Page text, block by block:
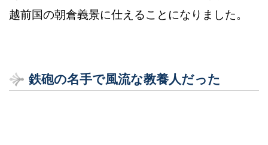
越前国の朝倉義景に仕えることになりました。
鉄砲の名手で風流な教養人だった